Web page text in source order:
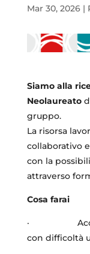
Mar 30, 2026|
Siamo alla
Neolaureato
gruppo.
La risorsa
collaborativo
con la
attraverso
Cosa farai
·
con difficoltà